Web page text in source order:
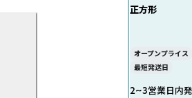
正方形
オープンプライス
最短発送日
2~3営業日内